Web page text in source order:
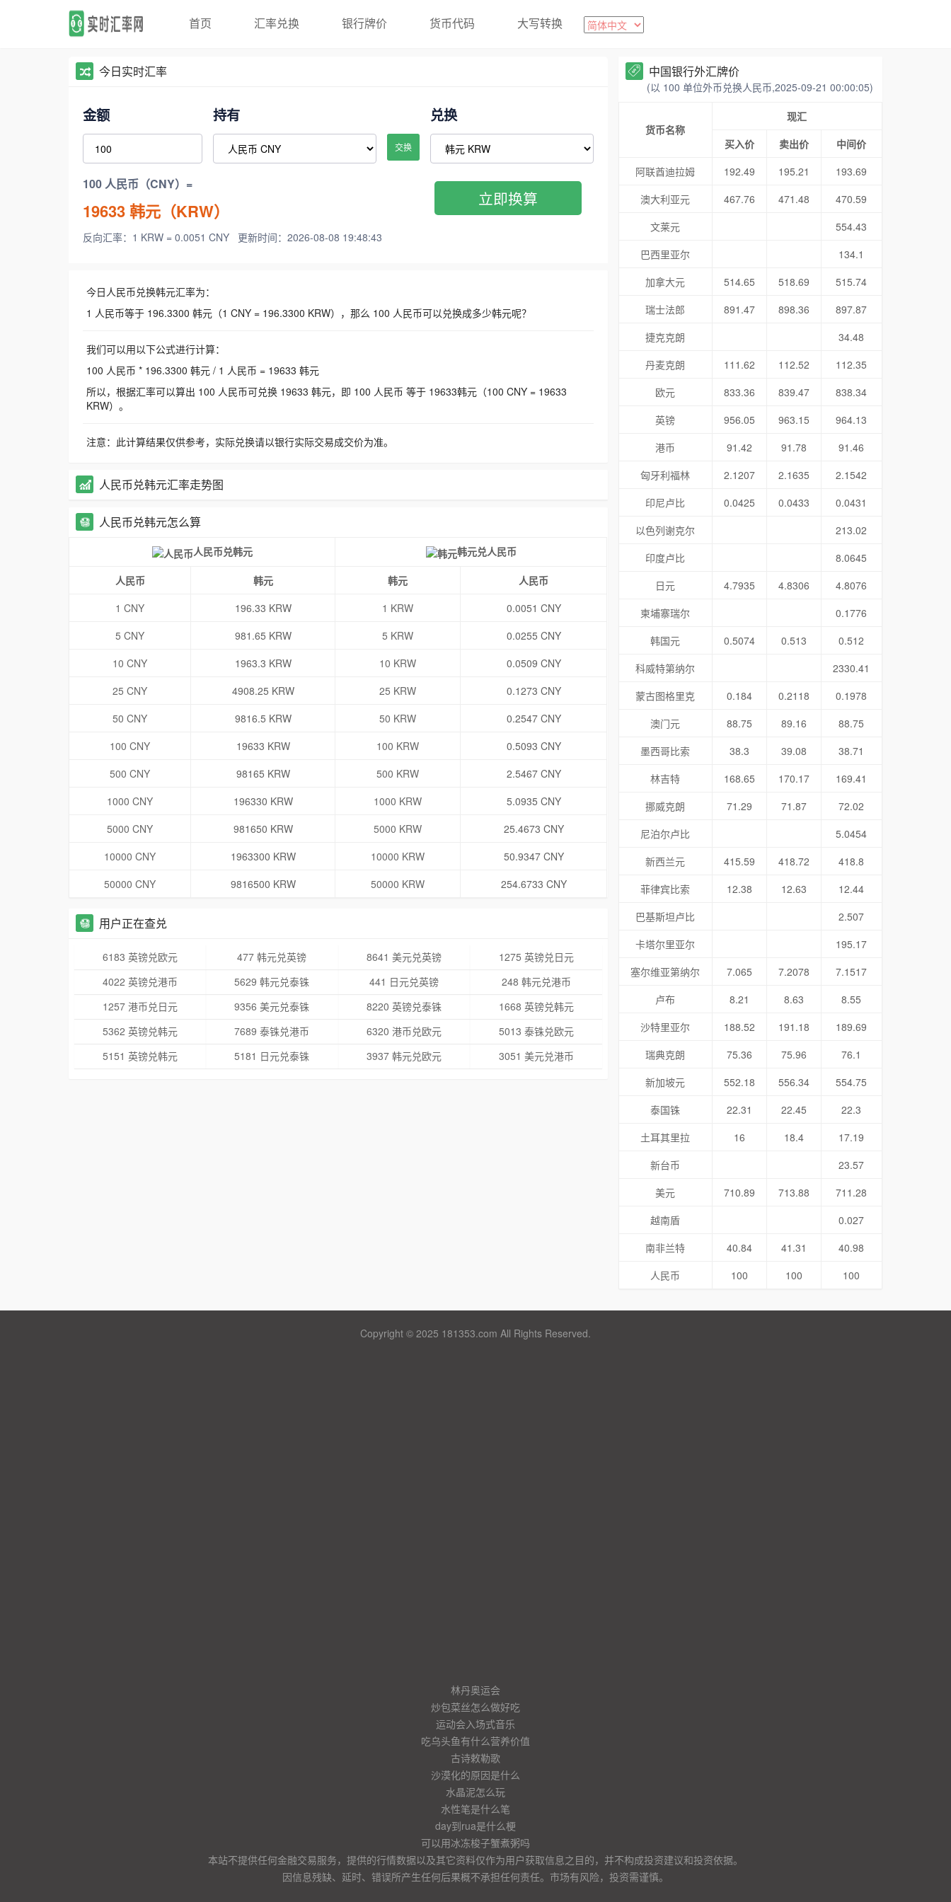
首页 汇率兑换 银行牌价 货币代码 大写转换
今日实时汇率
金额 持有
交换
兑换
100 人民币（CNY）=
19633韩元（KRW）
反向汇率：1 KRW = 0.0051 CNY 更新时间：2026-08-08 19:48:43
立即换算
今日人民币兑换韩元汇率为：
1 人民币等于 196.3300 韩元（1 CNY = 196.3300 KRW），那么 100 人民币可以兑换成多少韩元呢？
我们可以用以下公式进行计算：
100 人民币 * 196.3300 韩元 / 1 人民币 = 19633 韩元
所以，根据汇率可以算出 100 人民币可兑换 19633 韩元，即 100 人民币 等于 19633韩元（100 CNY = 19633
KRW）。
注意：此计算结果仅供参考，实际兑换请以银行实际交易成交价为准。
人民币兑韩元汇率走势图
人民币兑韩元怎么算
人民币兑韩元 韩元兑人民币
人民币 韩元 韩元
人民币
1 CNY
196.33 KRW 1 KRW
0.0051 CNY
5 CNY
981.65 KRW 5 KRW
0.0255 CNY
10 CNY
1963.3 KRW 10 KRW
0.0509 CNY
25 CNY
4908.25 KRW 25 KRW
0.1273 CNY
50 CNY
9816.5 KRW 50 KRW
0.2547 CNY
100 CNY
19633 KRW 100 KRW
0.5093 CNY
500 CNY
98165 KRW 500 KRW
2.5467 CNY
1000 CNY
196330 KRW 1000 KRW
5.0935 CNY
5000 CNY
981650 KRW 5000 KRW
25.4673 CNY
10000 CNY
1963300 KRW 10000 KRW
50.9347 CNY
50000 CNY
9816500 KRW 50000 KRW 254.6733 CNY
用户正在查兑
6183 英镑兑欧元 477 韩元兑英镑 8641 美元兑英镑
1275 英镑兑日元
4022 英镑兑港币
5629 韩元兑泰铢 441 日元兑英镑
248 韩元兑港币
1257 港币兑日元
9356 美元兑泰铢 8220 英镑兑泰铢
1668 英镑兑韩元
5362 英镑兑韩元
7689 泰铢兑港币 6320 港币兑欧元
5013 泰铢兑欧元
5151 英镑兑韩元
5181 日元兑泰铢 3937 韩元兑欧元 3051 美元兑港币
中国银行外汇牌价
(以 100 单位外币兑换人民币,2025-09-21 00:00:05)
货币名称
现汇
买入价
卖出价
中间价
阿联酋迪拉姆
192.49 195.21
193.69
澳大利亚元
467.76 471.48
470.59
文莱元
554.43
巴西里亚尔
134.1
加拿大元
514.65 518.69
515.74
瑞士法郎
891.47 898.36
897.87
捷克克朗
34.48
丹麦克朗
111.62 112.52
112.35
欧元
833.36 839.47
838.34
英镑
956.05 963.15
964.13
港币
91.42 91.78
91.46
匈牙利福林
2.1207 2.1635
2.1542
印尼卢比
0.0425 0.0433
0.0431
以色列谢克尔
213.02
印度卢比
8.0645
日元
4.7935 4.8306
4.8076
柬埔寨瑞尔
0.1776
韩国元
0.5074 0.513
0.512
科威特第纳尔
2330.41
蒙古图格里克
0.184 0.2118
0.1978
澳门元
88.75 89.16
88.75
墨西哥比索
38.3 39.08
38.71
林吉特
168.65 170.17
169.41
挪威克朗
71.29 71.87
72.02
尼泊尔卢比
5.0454
新西兰元
415.59 418.72
418.8
菲律宾比索
12.38 12.63
12.44
巴基斯坦卢比
2.507
卡塔尔里亚尔
195.17
塞尔维亚第纳尔
7.065 7.2078
7.1517
卢布
8.21 8.63
8.55
沙特里亚尔
188.52 191.18
189.69
瑞典克朗
75.36 75.96
76.1
新加坡元
552.18 556.34
554.75
泰国铢
22.31 22.45
22.3
土耳其里拉
16 18.4
17.19
新台币
23.57
美元
710.89 713.88
711.28
越南盾
0.027
南非兰特
40.84 41.31
40.98
人民币
100 100 100
Copyright © 2025 181353.com All Rights Reserved.
林丹奥运会
炒包菜丝怎么做好吃
运动会入场式音乐
吃乌头鱼有什么营养价值
古诗敕勒歌
沙漠化的原因是什么
水晶泥怎么玩
水性笔是什么笔
day到rua是什么梗
可以用冰冻梭子蟹煮粥吗
本站不提供任何金融交易服务，提供的行情数据以及其它资料仅作为用户获取信息之目的，并不构成投资建议和投资依据。
因信息残缺、延时、错误所产生任何后果概不承担任何责任。市场有风险，投资需谨慎。